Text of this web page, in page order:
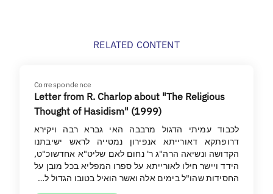
RELATED CONTENT
Correspondence
Letter from R. Charlop about "The Religious
Thought of Hasidism" (1999)
לכבוד עמיתי הדגול מרבבה האי גברא רבה ויקירא
דרופתקא דאורייתא אנפירון נמטייה לראש ישיבתנו
הקדושה ונשיאה הרה"ג ר' נחום לאם שליט"א אחדשוכ"ט,
הידד ויישר חילו לאורייתא על ספרו המפליא בכל מובן על
החסידות שהו"ל בימים אלה ואשר הואיל בטובו הגדול ל…